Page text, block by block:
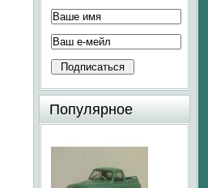
Популярное